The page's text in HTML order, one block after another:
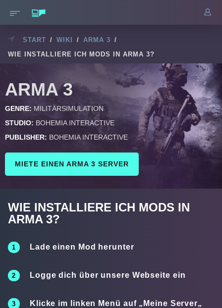
START / WIKI / ARMA 3 /
WIE INSTALLIERE ICH MODS IN ARMA 3?
ARMA 3
GENRE: MILITÄRSIMULATION
STUDIO: BOHEMIA INTERACTIVE
PUBLISHER: BOHEMIA INTERACTIVE
MIETE EINEN ARMA 3 SERVER
WIE INSTALLIERE ICH MODS IN
ARMA 3?
Lade einen Mod herunter
Logge dich über unsere Webseite ein
Klicke im linken Menü auf „ Meine Server„